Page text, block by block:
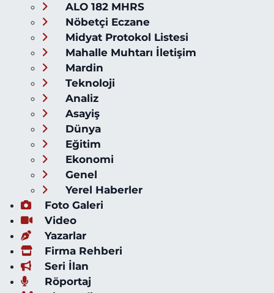
ALO 182 MHRS
Nöbetçi Eczane
Midyat Protokol Listesi
Mahalle Muhtarı İletişim
Mardin
Teknoloji
Analiz
Asayiş
Dünya
Eğitim
Ekonomi
Genel
Yerel Haberler
Foto Galeri
Video
Yazarlar
Firma Rehberi
Seri İlan
Röportaj